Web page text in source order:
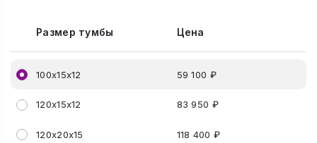
Размер тумбы Цена
100х15х12 59 100 ₽
120х15х12 83 950 ₽
120х20х15 118 400 ₽